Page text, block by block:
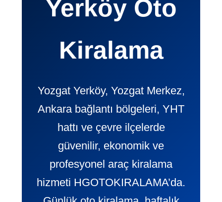
Yerköy Oto
Kiralama
Yozgat Yerköy, Yozgat Merkez,
Ankara bağlantı bölgeleri, YHT
hattı ve çevre ilçelerde
güvenilir, ekonomik ve
profesyonel araç kiralama
hizmeti HGOTOKIRALAMA’da.